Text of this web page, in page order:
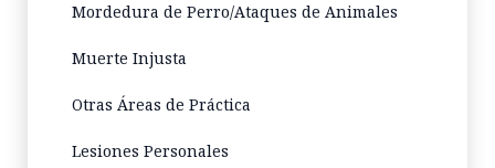
Mordedura de Perro/Ataques de Animales
Muerte Injusta
Otras Áreas de Práctica
Lesiones Personales